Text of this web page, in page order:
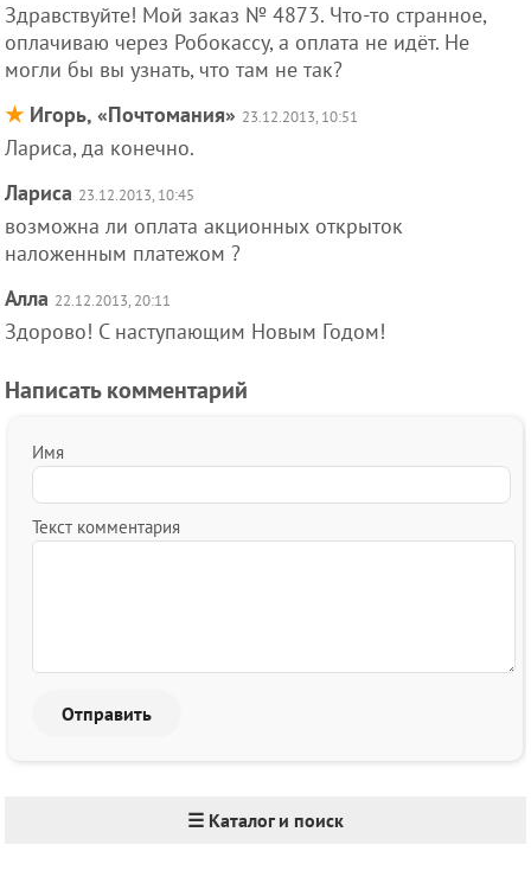
Здравствуйте! Мой заказ № 4873. Что-то странное,
оплачиваю через Робокассу, а оплата не идёт. Не
могли бы вы узнать, что там не так?
★ Игорь, «Почтомания» 23.12.2013, 10:51
Лариса, да конечно.
Лариса 23.12.2013, 10:45
возможна ли оплата акционных открыток
наложенным платежом ?
Алла 22.12.2013, 20:11
Здорово! С наступающим Новым Годом!
Написать комментарий
Имя
Текст комментария
☰ Каталог и поиск